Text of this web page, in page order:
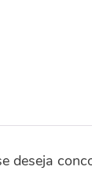
deseja